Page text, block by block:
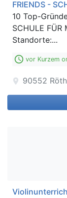
FRIENDS -
10 Top-
SCHULE
Standorte:...
access_time vor Kurzem
location_on 90552